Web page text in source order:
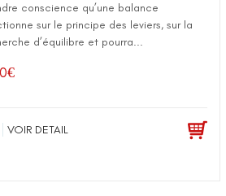
conscience qu’une balance
sur le principe des leviers, sur la
d’équilibre et pourra...
€
VOIR DETAIL